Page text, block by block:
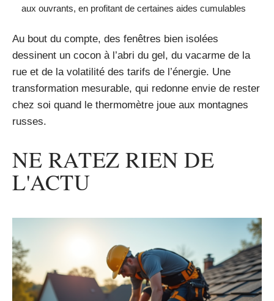
aux ouvrants, en profitant de certaines aides cumulables
Au bout du compte, des fenêtres bien isolées
dessinent un cocon à l’abri du gel, du vacarme de la
rue et de la volatilité des tarifs de l’énergie. Une
transformation mesurable, qui redonne envie de rester
chez soi quand le thermomètre joue aux montagnes
russes.
NE RATEZ RIEN DE
L'ACTU